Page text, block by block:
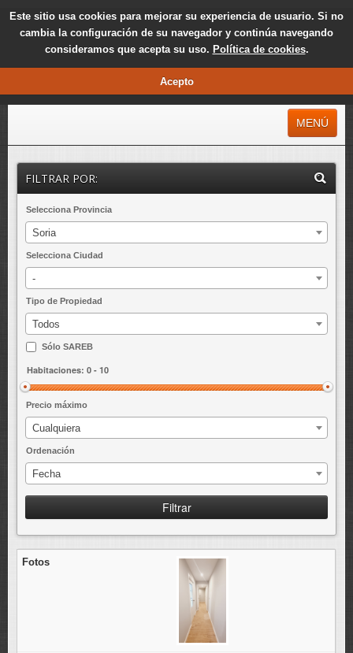
Este sitio usa cookies para mejorar su experiencia de usuario. Si no
cambia la configuración de su navegador y continúa navegando
consideramos que acepta su uso. Política de cookies.
Acepto
MENÚ
INICIO
MÁS REBAJADAS
ÚLTIMAS INCORPORADAS
EXCLUSIVAS
SAREB
NOTICIAS
ENLACES
FILTRAR POR:
Selecciona Provincia
Soria
Selecciona Ciudad
-
Tipo de Propiedad
Todos
Sólo SAREB
Precio máximo
Cualquiera
Ordenación
Fecha
Filtrar